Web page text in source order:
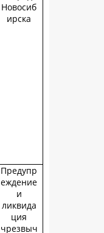
Новосиб
ирска
Предупр
еждение
и
ликвида
ция
чрезвыч